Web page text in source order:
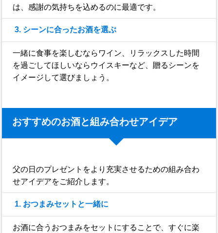
は、感謝の気持ちを込めるのに最適です。
3. シーンに合ったお酒を選ぶ
一緒に食事を楽しむならワイン、リラックスした時間
を過ごしてほしいならウイスキーなど、贈るシーンを
イメージして選びましょう。
おすすめのお酒と組み合わせアイデア
父の日のプレゼントをより充実させるための組み合わ
せアイデアをご紹介します。
1. おつまみセットと一緒に
お酒に合うおつまみをセットにすることで、すぐに楽